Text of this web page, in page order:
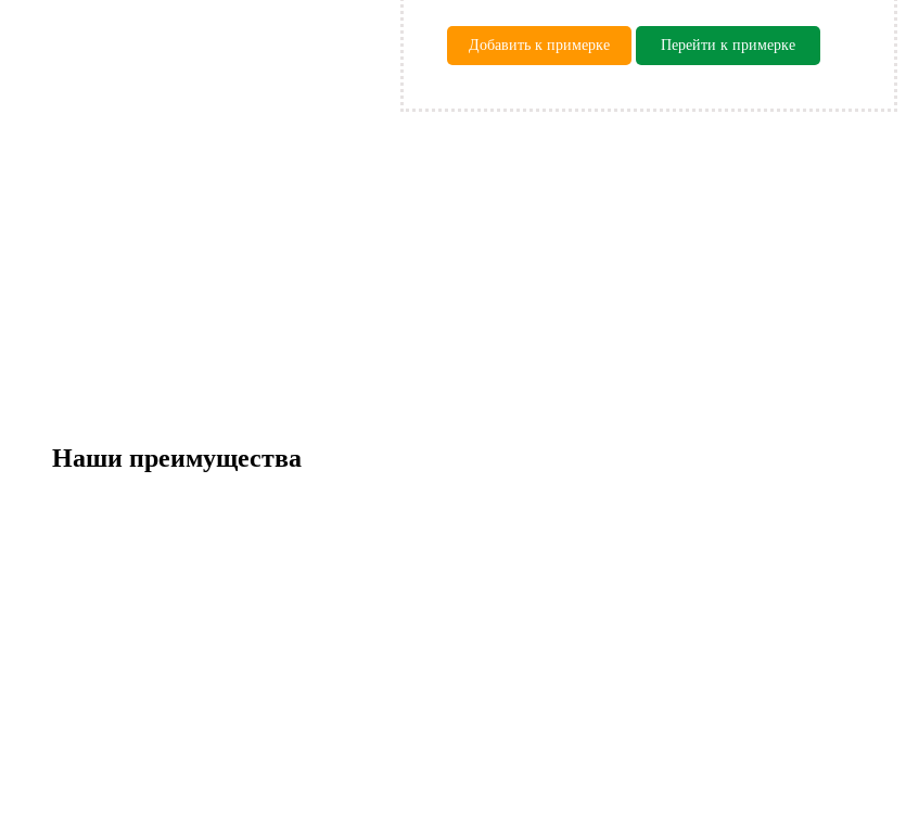
Добавить к примерке Перейти к примерке
Наши преимущества